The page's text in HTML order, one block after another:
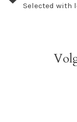
Selected with